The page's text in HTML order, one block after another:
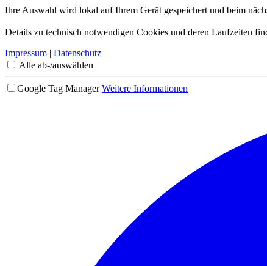
Ihre Auswahl wird lokal auf Ihrem Gerät gespeichert und beim
Details zu technisch notwendigen Cookies und deren Laufzeiten
Impressum | Datenschutz
Alle ab-/auswählen
Google Tag Manager Weitere Informationen